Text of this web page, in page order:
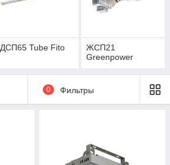
ДСП65 Tube Fito
ЖСП21
Greenpower
0 Фильтры